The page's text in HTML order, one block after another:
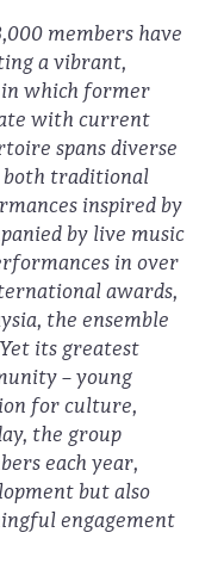
members have
a vibrant,
which former
with current
spans diverse
both traditional
inspired by
by live music
in over
awards,
the ensemble
its greatest
– young
for culture,
the group
each year,
but also
engagement